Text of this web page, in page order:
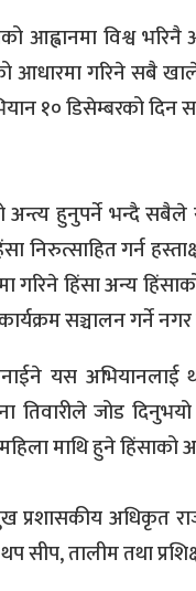
आह्वानमा विश्व
आधारमा गरिने सबै
१० डिसेम्बरको दिन
हुनुपर्ने भन्दै सबैले
निरुत्साहित गर्न
गरिने हिंसा अन्य
सञ्चालन गर्ने
यस
तिवारीले जोड
माथि हुने
प्रशासकीय अधिकृत
सीप, तालीम तथा